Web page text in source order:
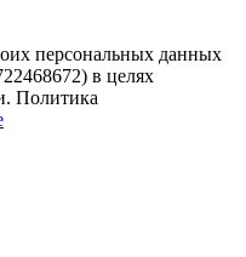
персональных данных
в целях
Политика